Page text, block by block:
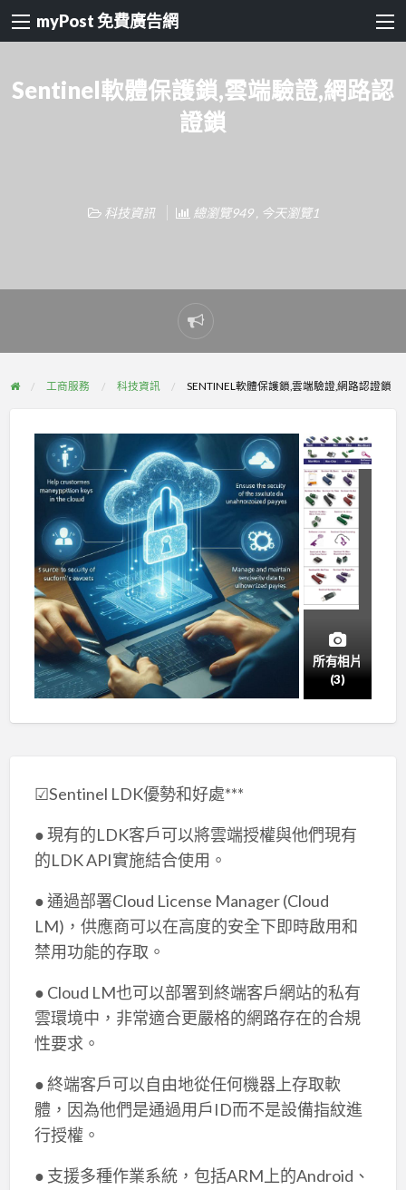
myPost 免費廣告網
Sentinel軟體保護鎖,雲端驗證,網路認
證鎖
科技資訊 總瀏覽949 , 今天瀏覽1
Report
problem
工商服務 科技資訊 SENTINEL軟體保護鎖,雲端驗證,網路認證鎖
所有相片
(3)
☑Sentinel LDK優勢和好處***
● 現有的LDK客戶可以將雲端授權與他們現有
的LDK API實施結合使用。
● 通過部署Cloud License Manager (Cloud
LM)，供應商可以在高度的安全下即時啟用和
禁用功能的存取。
● Cloud LM也可以部署到終端客戶網站的私有
雲環境中，非常適合更嚴格的網路存在的合規
性要求。
● 終端客戶可以自由地從任何機器上存取軟
體，因為他們是通過用戶ID而不是設備指紋進
行授權。
● 支援多種作業系統，包括ARM上的Android、